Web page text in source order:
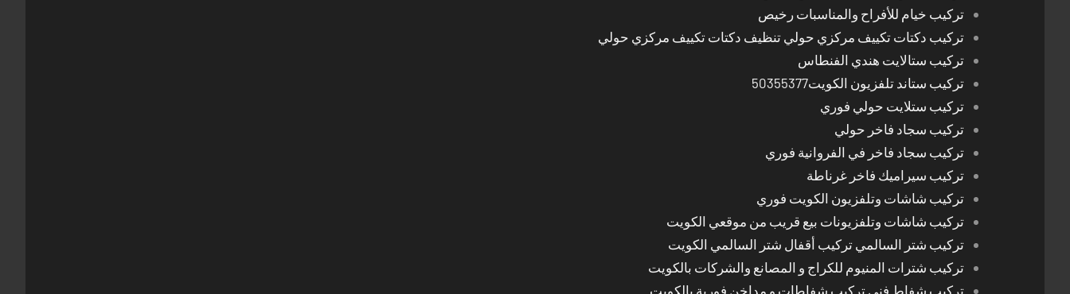
تركيب خيام للأفراح والمناسبات رخيص
تركيب دكتات تكييف مركزي حولي تنظيف دكتات تكييف مركزي حولي
تركيب ستالايت هندي الفنطاس
تركيب ستاند تلفزيون الكويت50355377
تركيب ستلايت حولي فوري
تركيب سجاد فاخر حولي
تركيب سجاد فاخر في الفروانية فوري
تركيب سيراميك فاخر غرناطة
تركيب شاشات وتلفزيون الكويت فوري
تركيب شاشات وتلفزيونات بيع قريب من موقعي الكويت
تركيب شتر السالمي تركيب أقفال شتر السالمي الكويت
تركيب شترات المنيوم للكراج و المصانع والشركات بالكويت
تركيب شفاط فني تركيب شفاطات و مداخن فورية بالكويت